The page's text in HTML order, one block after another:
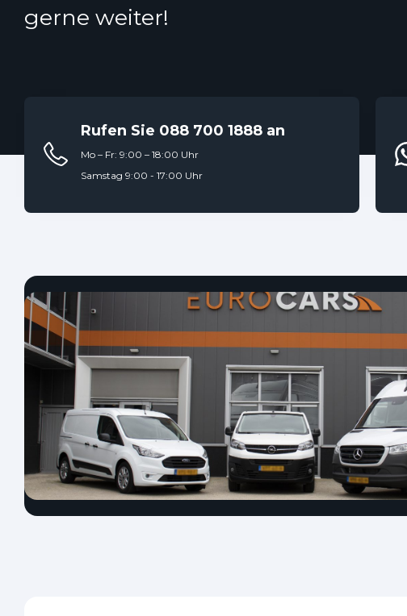
gerne weiter!
Rufen Sie 088 700 1888 an
Mo – Fr: 9:00 – 18:00 Uhr
Samstag 9:00 - 17:00 Uhr